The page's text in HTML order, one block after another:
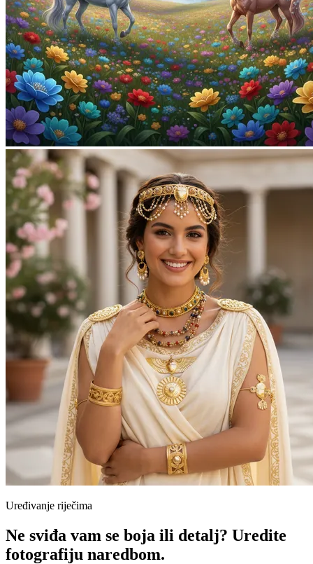
Uređivanje riječima
Ne sviđa vam se boja ili detalj? Uredite
fotografiju naredbom.